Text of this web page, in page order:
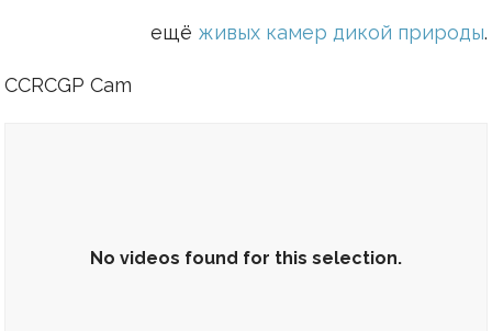
ещё живых камер дикой природы.
CCRCGP Cam
No videos found for this selection.